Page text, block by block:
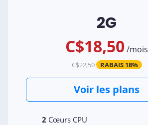
2G
C$18,50/mois
C$22,50 RABAIS 18%
Voir les plans
2 Cœurs CPU